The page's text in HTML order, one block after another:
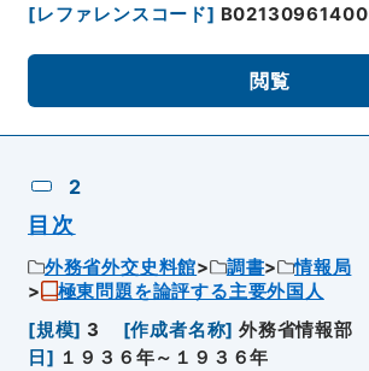
[レファレンスコード] B02130961400
閲覧
2
目次
外務省外交史料館 調書
情報局
極東問題を論評する主要外国人
[規模] 3 [作成者名称] 外務省情報部
日 ] １９３６年～１９３６年